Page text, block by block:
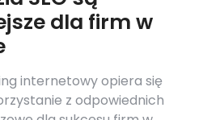
dla firm w
internetowy opiera się
z odpowiednich